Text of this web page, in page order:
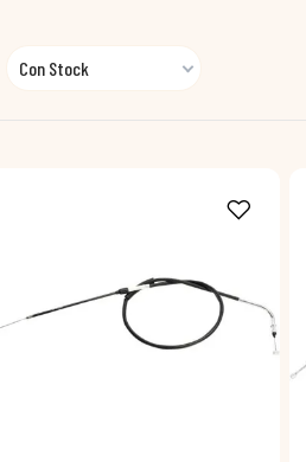
Con Stock